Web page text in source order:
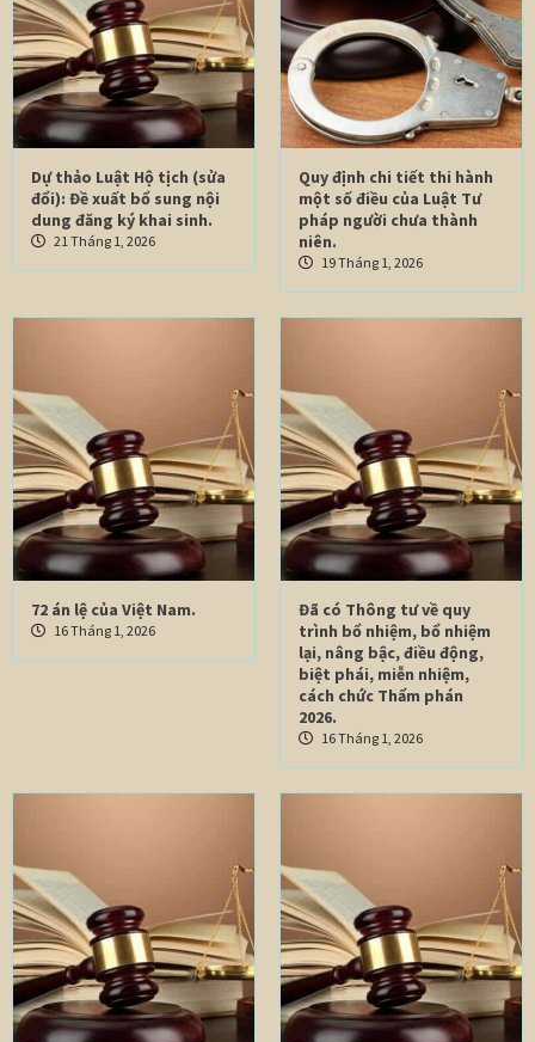
Dự thảo Luật Hộ tịch (sửa
đổi): Đề xuất bổ sung nội
dung đăng ký khai sinh.
21 Tháng 1, 2026
Quy định chi tiết thi hành
một số điều của Luật Tư
pháp người chưa thành
niên.
19 Tháng 1, 2026
72 án lệ của Việt Nam.
16 Tháng 1, 2026
Đã có Thông tư về quy
trình bổ nhiệm, bổ nhiệm
lại, nâng bậc, điều động,
biệt phái, miễn nhiệm,
cách chức Thẩm phán
2026.
16 Tháng 1, 2026